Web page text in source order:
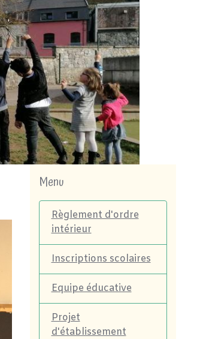
Menu
Règlement d'ordre
intérieur
Inscriptions scolaires
Equipe éducative
Projet
d'établissement